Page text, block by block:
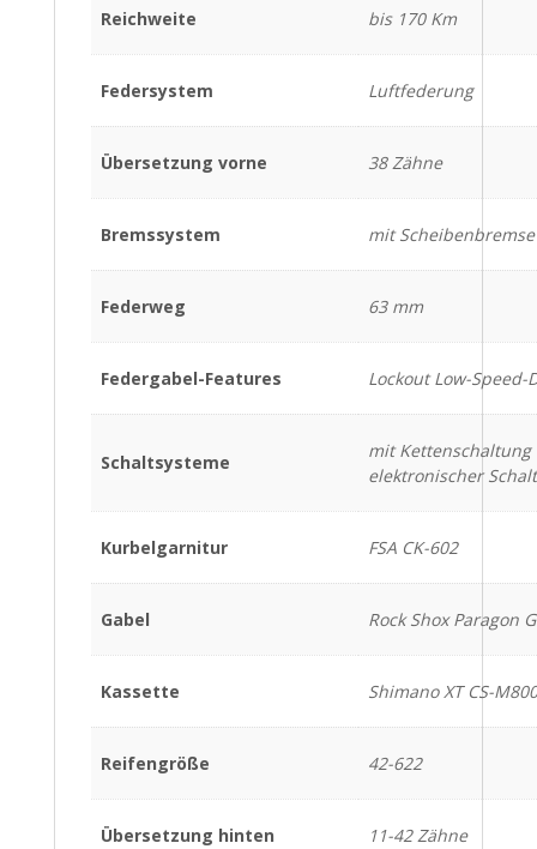
Reichweite bis 170 Km
Federsystem Luftfederung
Übersetzung vorne 38 Zähne
Bremssystem mit Scheibenbremse
Federweg 63 mm
Federgabel-Features Lockout Low-Speed-
Schaltsysteme
mit Kettenschaltung
elektronischer
Kurbelgarnitur FSA CK-602
Gabel Rock Shox Paragon
Kassette Shimano XT CS-
Reifengröße 42-622
Übersetzung hinten 11-42 Zähne